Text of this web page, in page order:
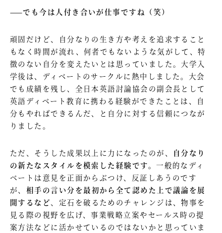
——でも今は人付き合いが仕事ですね（笑）
頑固だけど、自分なりの生き方や考えを追求すること
もなく時間が流れ、何者でもないような気がして、特
徴のない自分を変えたいとは思っていました。大学入
学後は、ディベートのサークルに熱中しました。大会
でも成績を残し、全日本英語討論協会の副会長として
英語ディベート教育に携わる経験ができたことは、自
分もやればできるんだ、と自分に対する信頼につなが
りました。
ただ、そうした成果以上に力になったのが、 自分なり
の新たなスタイルを模索した経験です。一般的なディ
ベートは意見を正面からぶつけ、反証しあうのです
が、 相手の言い分を最初から全て認めた上で議論を展
開するなど、定石を破るためのチャレンジは、物事を
見る際の視野を広げ、事業戦略立案やセールス時の提
案方法などに活かせているのではないかと思っていま